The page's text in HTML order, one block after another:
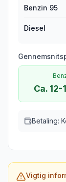
Benzin 95
Diesel
Ca. 12-
Betaling:
Vigtig